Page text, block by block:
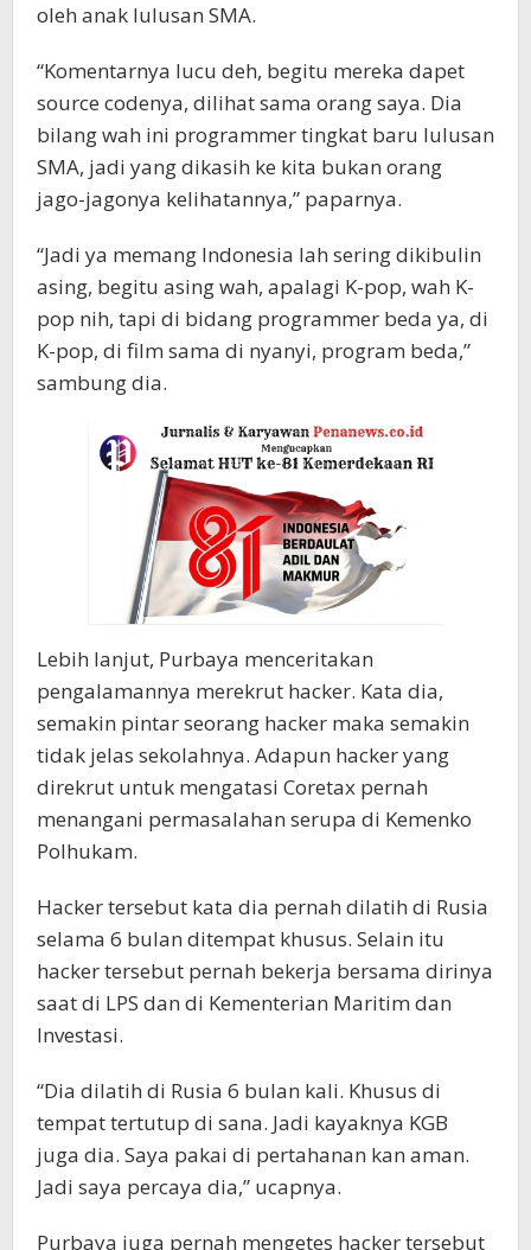
oleh anak lulusan SMA.
“Komentarnya lucu deh, begitu mereka dapet
source codenya, dilihat sama orang saya. Dia
bilang wah ini programmer tingkat baru lulusan
SMA, jadi yang dikasih ke kita bukan orang
jago-jagonya kelihatannya,” paparnya.
“Jadi ya memang Indonesia lah sering dikibulin
asing, begitu asing wah, apalagi K-pop, wah K-
pop nih, tapi di bidang programmer beda ya, di
K-pop, di film sama di nyanyi, program beda,”
sambung dia.
Lebih lanjut, Purbaya menceritakan
pengalamannya merekrut hacker. Kata dia,
semakin pintar seorang hacker maka semakin
tidak jelas sekolahnya. Adapun hacker yang
direkrut untuk mengatasi Coretax pernah
menangani permasalahan serupa di Kemenko
Polhukam.
Hacker tersebut kata dia pernah dilatih di Rusia
selama 6 bulan ditempat khusus. Selain itu
hacker tersebut pernah bekerja bersama dirinya
saat di LPS dan di Kementerian Maritim dan
Investasi.
“Dia dilatih di Rusia 6 bulan kali. Khusus di
tempat tertutup di sana. Jadi kayaknya KGB
juga dia. Saya pakai di pertahanan kan aman.
Jadi saya percaya dia,” ucapnya.
Purbaya juga pernah mengetes hacker tersebut